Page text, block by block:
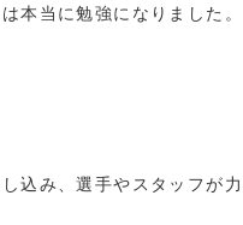
本当に勉強になりました。
込み、選手やスタッフが